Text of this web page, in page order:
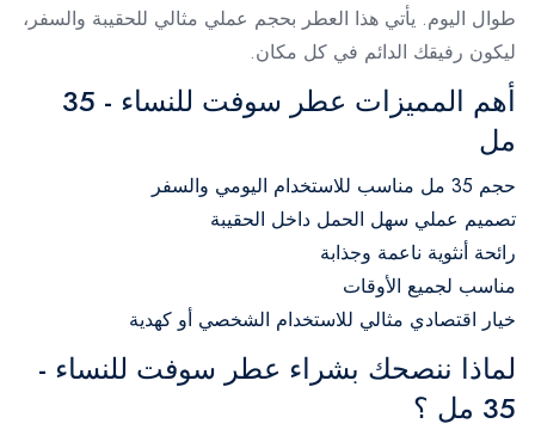
طوال اليوم. يأتي هذا العطر بحجم عملي مثالي للحقيبة والسفر،
ليكون رفيقك الدائم في كل مكان.
أهم المميزات عطر سوفت للنساء - 35
مل
حجم 35 مل مناسب للاستخدام اليومي والسفر
تصميم عملي سهل الحمل داخل الحقيبة
رائحة أنثوية ناعمة وجذابة
مناسب لجميع الأوقات
خيار اقتصادي مثالي للاستخدام الشخصي أو كهدية
لماذا ننصحك بشراء عطر سوفت للنساء -
35 مل ؟